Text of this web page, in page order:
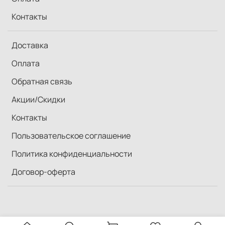
Контакты
Доставка
Оплата
Обратная связь
Акции/Скидки
Контакты
Пользовательское соглашение
Политика конфиденциальности
Договор-оферта